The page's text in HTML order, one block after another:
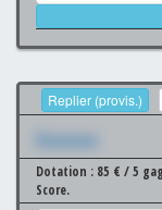
Replier (provis.)
Xxxxxxx
Dotation : 85 € / 5
Score.